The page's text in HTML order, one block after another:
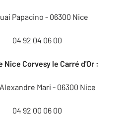
Papacino - 06300 Nice
04 92 04 06 00
Nice Corvesy le Carré d'Or :
Mari - 06300 Nice
04 92 00 06 00